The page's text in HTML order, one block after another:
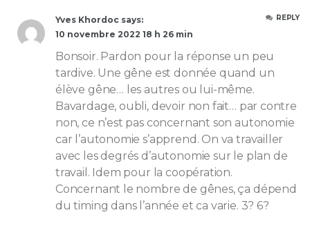
Yves Khordoc says:
10 novembre 2022 18 h 26 min
REPLY
Bonsoir. Pardon pour la réponse un peu
tardive. Une gêne est donnée quand un
élève gêne… les autres ou lui-même.
Bavardage, oubli, devoir non fait… par contre
non, ce n’est pas concernant son autonomie
car l’autonomie s’apprend. On va travailler
avec les degrés d’autonomie sur le plan de
travail. Idem pour la coopération.
Concernant le nombre de gênes, ça dépend
du timing dans l’année et ca varie. 3? 6?